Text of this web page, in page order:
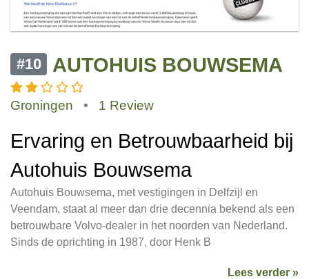
#10 AUTOHUIS BOUWSEMA
Groningen • 1 Review
Ervaring en Betrouwbaarheid bij
Autohuis Bouwsema
Autohuis Bouwsema, met vestigingen in Delfzijl en
Veendam, staat al meer dan drie decennia bekend als een
betrouwbare Volvo-dealer in het noorden van Nederland.
Sinds de oprichting in 1987, door Henk B
Lees verder »